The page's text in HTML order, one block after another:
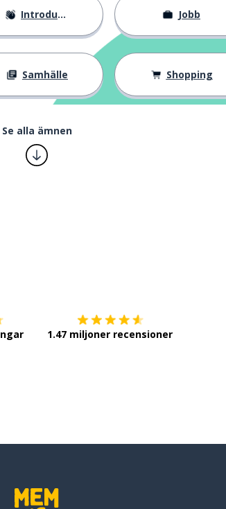
Introduktion Jobb
Samhälle Shopping
Se alla ämnen
1.47 miljoner recensioner